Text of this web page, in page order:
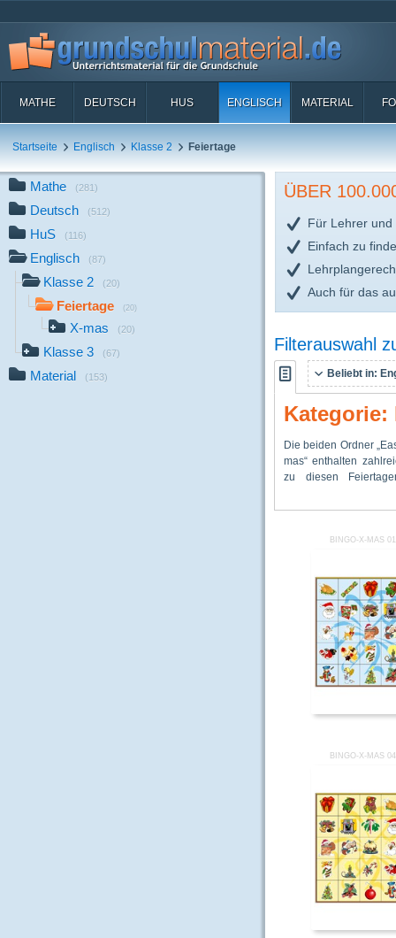
MATHE DEUTSCH HUS ENGLISCH MATERIAL
Startseite Englisch Klasse 2 Feiertage
Mathe (281)
Deutsch (512)
HuS (116)
Englisch (87)
Klasse 2 (20)
Feiertage (20)
X-mas (20)
Klasse 3 (67)
Material (153)
ÜBER
Für Lehrer und
Einfach zu
Auch für das
Filterauswahl
Beliebt in:
Kategorie:
Die beiden Ordner
mas“ enthalten
zu diesen
verschiedene
Spiele,
kleine und große
BINGO-X-MAS
BINGO-X-MAS